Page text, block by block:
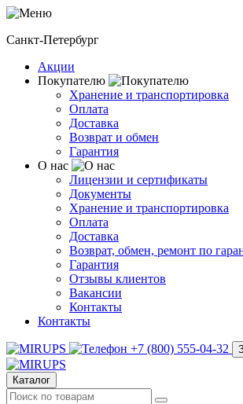
Санкт-Петербург
Акции
Покупателю
Хранение и транспортировка
Оплата
Доставка
Возврат и обмен
Гарантия
О нас
Лицензии и сертификаты
Документы
Хранение и транспортировка
Оплата
Доставка
Возврат, обмен, ремонт по
Гарантия
Отзывы клиентов
Вакансии
Контакты
Контакты
+7 (800) 555-04-32
Каталог